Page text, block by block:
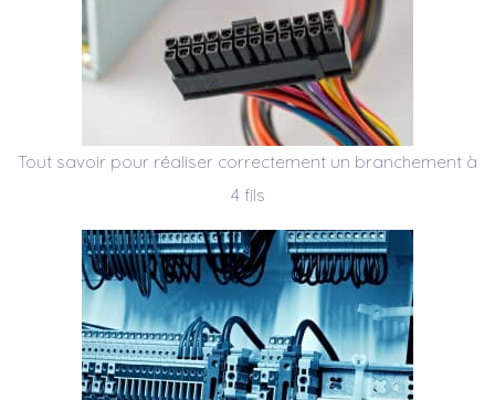
Tout savoir pour réaliser correctement un branchement à
4 fils